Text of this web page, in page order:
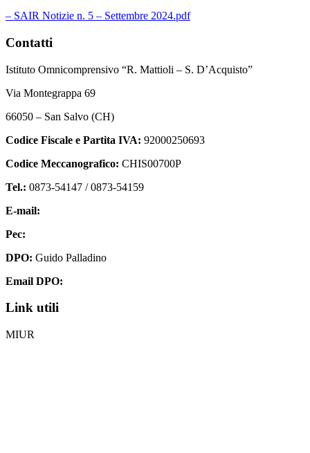
– SAIR Notizie n. 5 – Settembre 2024.pdf
Contatti
Istituto Omnicomprensivo “R. Mattioli – S. D’Acquisto”
Via Montegrappa 69
66050 – San Salvo (CH)
Codice Fiscale e Partita IVA: 92000250693
Codice Meccanografico: CHIS00700P
Tel.: 0873-54147 /0873-54159
E-mail:
Pec:
DPO: Guido Palladino
Email DPO:
Link utili
MIUR